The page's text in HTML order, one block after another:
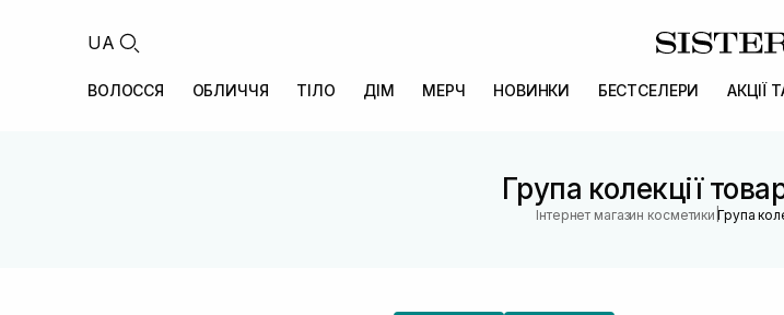
UA
ВОЛОССЯ ОБЛИЧЧЯ ТІЛО ДІМ МЕРЧ НОВИНКИ БЕСТСЕЛЕРИ АКЦІЇ
Група колекції
Інтернет магазин косметики |Група